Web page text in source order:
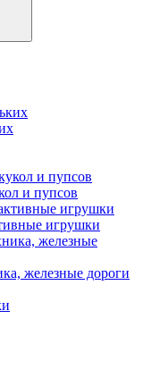
и пупсов
игрушки
железные дороги